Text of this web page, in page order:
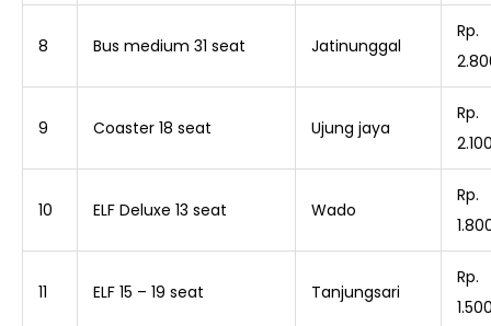
8 Bus medium 31 seat Jatinunggal
Rp.
9 Coaster 18 seat Ujung jaya
Rp.
10 ELF Deluxe 13 seat Wado
Rp.
11 ELF 15 – 19 seat Tanjungsari
Rp.